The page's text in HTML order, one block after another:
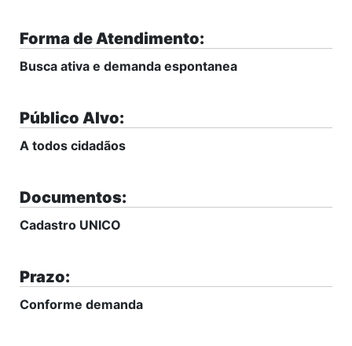
Forma de Atendimento:
Busca ativa e demanda espontanea
Público Alvo:
A todos cidadãos
Documentos:
Cadastro UNICO
Prazo:
Conforme demanda